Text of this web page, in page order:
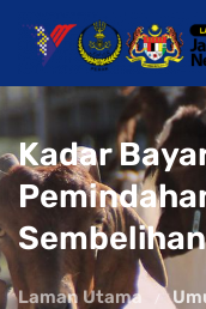
Kadar
Laman Utama